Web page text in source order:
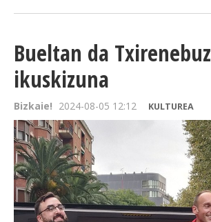
Bueltan da Txirenebuz
ikuskizuna
Bizkaie! 2024-08-05 12:12 KULTUREA